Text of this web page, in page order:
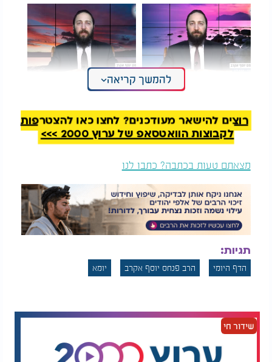
הדף היומי
אייר: הרב אקרב
דף יומי: הדף היומי
אייר: הרב אקרב
להמשך קריאה
רוצים להישאר מעודכנים? לחצו כאן להצטרפות
לקבוצות הוואטסאפ של ערוץ 2000 >>>
מצאתם טעות בכתבה? כתבו לנו
תגיות:
הדף היומי הרב פנחס יוסף אקרב יומא
שידור חי